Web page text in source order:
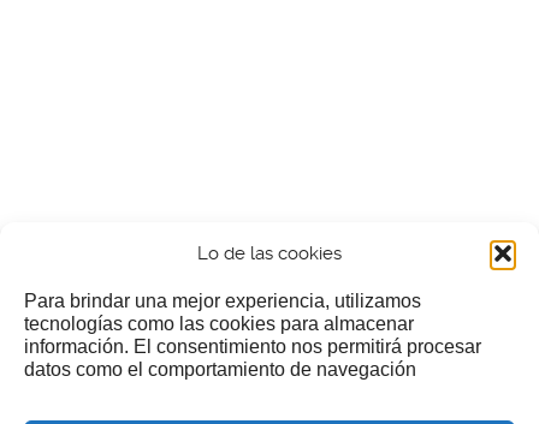
Lo de las cookies
Para brindar una mejor experiencia, utilizamos
tecnologías como las cookies para almacenar
información. El consentimiento nos permitirá procesar
datos como el comportamiento de navegación
¿Nos invitas a un cafecillo?